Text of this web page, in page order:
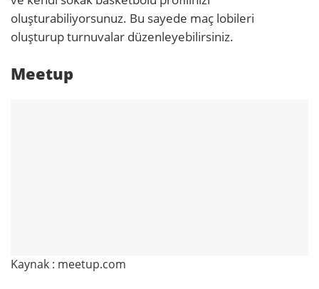
oluşturabiliyorsunuz. Bu sayede maç lobileri
oluşturup turnuvalar düzenleyebilirsiniz.
Meetup
Kaynak : meetup.com